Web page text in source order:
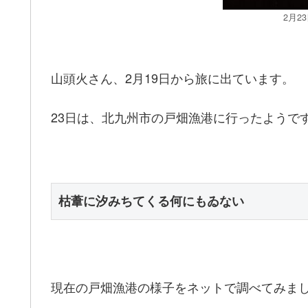
2月
山頭火さん、2月19日から旅に出ています。
23日は、北九州市の戸畑漁港に行ったようです
枯葦に汐みちてくる何にもゐない
現在の戸畑漁港の様子をネットで調べてみまし